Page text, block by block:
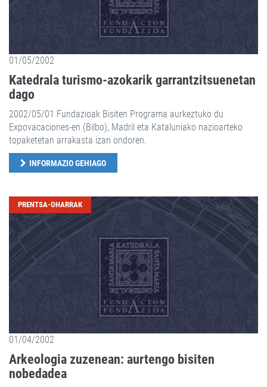
01/05/2002
Katedrala turismo-azokarik garrantzitsuenetan
dago
2002/05/01 Fundazioak Bisiten Programa aurkeztuko du
Expovacaciones-en (Bilbo), Madril eta Kataluniako nazioarteko
topaketetan arrakasta izan ondoren.
INFORMAZIO GEHIAGO
PRENTSA-OHARRAK
01/04/2002
Arkeologia zuzenean: aurtengo bisiten
nobedadea